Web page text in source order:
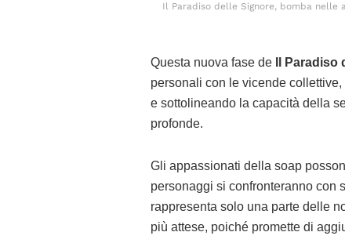
Il Paradiso delle Signore, bomba
Questa nuova fase de Il
personali con le vicende
e sottolineando la capacità della
profonde.
Gli appassionati della soap
personaggi si confronteranno con
rappresenta solo una parte delle
più attese, poiché promette di